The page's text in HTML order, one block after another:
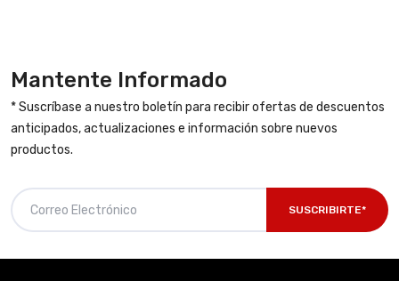
Mantente Informado
* Suscríbase a nuestro boletín para recibir ofertas de descuentos
anticipados, actualizaciones e información sobre nuevos
productos.
SUSCRIBIRTE*